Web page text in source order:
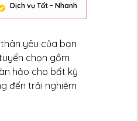
Dịch vụ Tốt - Nhanh
yêu của bạn
chọn gồm
hảo cho bất kỳ
đến trải nghiệm